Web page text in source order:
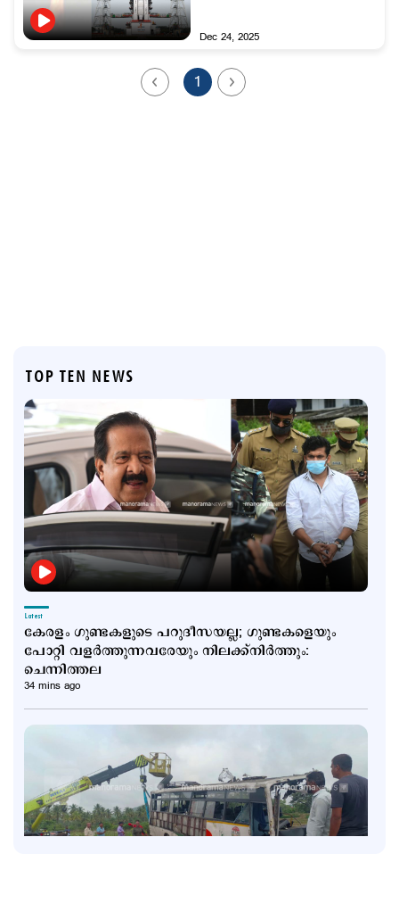
Dec 24, 2025
1
TOP TEN NEWS
Latest
കേരളം ഗുണ്ടകളുടെ പറുദീസയല്ല; ഗുണ്ടകളെയും
പോറ്റി വളര്‍ത്തുന്നവരേയും നിലക്ക്നിര്‍ത്തും:
ചെന്നിത്തല
34 mins ago